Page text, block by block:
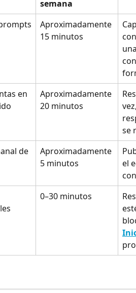
semana
Aproximadamente
15 minutos
en
Aproximadamente
20 minutos
se
de
Aproximadamente
5 minutos
el
0–30 minutos